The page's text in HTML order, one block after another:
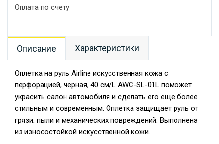
Оплата по счету
Описание Характеристики
Оплетка на руль Airline искусственная кожа с
перфорацией, черная, 40 см/L AWC-SL-01L поможет
украсить салон автомобиля и сделать его еще более
стильным и современным. Оплетка защищает руль от
грязи, пыли и механических повреждений. Выполнена
из износостойкой искусственной кожи.